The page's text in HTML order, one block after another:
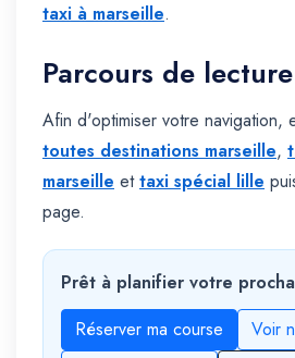
taxi à marseille.
Parcours de
Afin d'optimiser votre navigation,
toutes destinations marseille,
marseille ettaxi spécial lille
page.
Prêt à planifier votre
Réserver ma course
Voir